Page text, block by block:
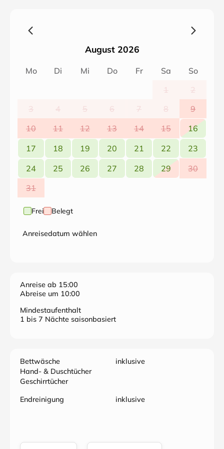
Veranstaltungen: Straßenfeste, Hüttenabende, Bands
Badekarte: Unsere Gäste haben freien Eintritt ins
bietet Ihnen ein Riesenangebot für Gesundheit,
August 2026
Mo Di Mi Do Fr Sa
So
1
2
3
4 5 6 7 8
9
10
11 12 13 14 15
16
17
18 19 20 21 22
23
24
25 26 27 28 29
30
31
Frei Belegt
Anreisedatum wählen
Anreise ab 15:00
Abreise um 10:00
Mindestaufenthalt
1 bis 7 Nächte saisonbasiert
Bettwäsche
Hand- & Duschtücher
Geschirrtücher
inklusive
Endreinigung inklusive